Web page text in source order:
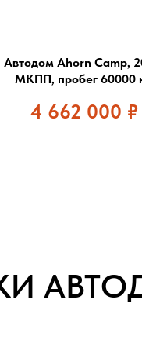
Автодом Ahorn Camp,
МКПП, пробег 60000
4 662 000 ₽